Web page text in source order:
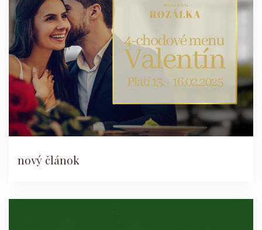
nový článok